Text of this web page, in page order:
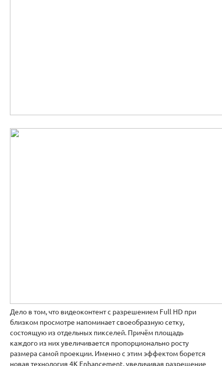
Дело в том, что видеоконтент с разрешением Full HD при
близком просмотре напоминает своеобразную сетку,
состоящую из отдельных пикселей. Причём площадь
каждого из них увеличивается пропорционально росту
размера самой проекции. Именно с этим эффектом борется
новая технология 4K Enhancement, увеличивая разрешение